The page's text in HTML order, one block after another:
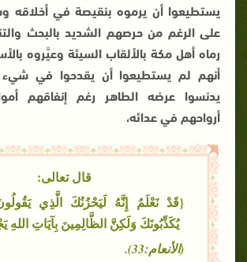
يستطيعوا أن يرموه بنقيصة في أخلاقه
على الرغم من حرصهم الشديد بالبحث
رماه أهل مكة بالألقاب السيئة وعيَّروه
أنهم لم يستطيعوا أن يقدحوا في شيء
يدنسوا عرضه الطاهر رغم إنفاقهم
أرواحهم في عدائه،
قال تعالى:
{قَدْ نَعْلَمُ إِنَّهُ لَيَحْزُنُكَ الَّذِي
يُكَذِّبُونَكَ وَلَكِنَّ الظَّالِمِينَ بِآيَاتِ
(الأنعام:33).